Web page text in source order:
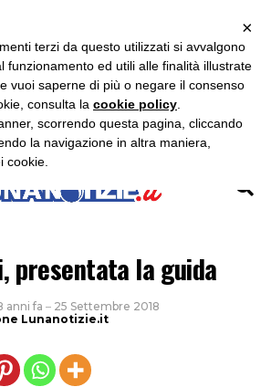
presentata la guida
anni fa – 25 Settembre 2018
Lunanotizie.it
×
terzi da questo utilizzati si avvalgono
funzionamento ed utili alle finalità illustrate
vuoi saperne di più o negare il consenso
consulta la cookie policy
scorrendo questa pagina, cliccando
la navigazione in altra maniera,
cookie.